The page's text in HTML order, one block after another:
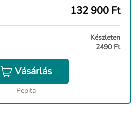
132 900 Ft
Készleten
2490 Ft
Vásárlás
Pepita